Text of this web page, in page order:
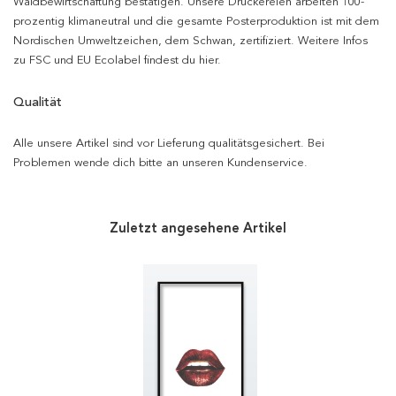
prozentig klimaneutral und die gesamte Posterproduktion ist mit dem
Nordischen Umweltzeichen, dem Schwan, zertifiziert. Weitere Infos
zu FSC und EU Ecolabel findest du hier.
Qualität
Alle unsere Artikel sind vor Lieferung qualitätsgesichert. Bei
Problemen wende dich bitte an unseren Kundenservice.
Zuletzt angesehene Artikel